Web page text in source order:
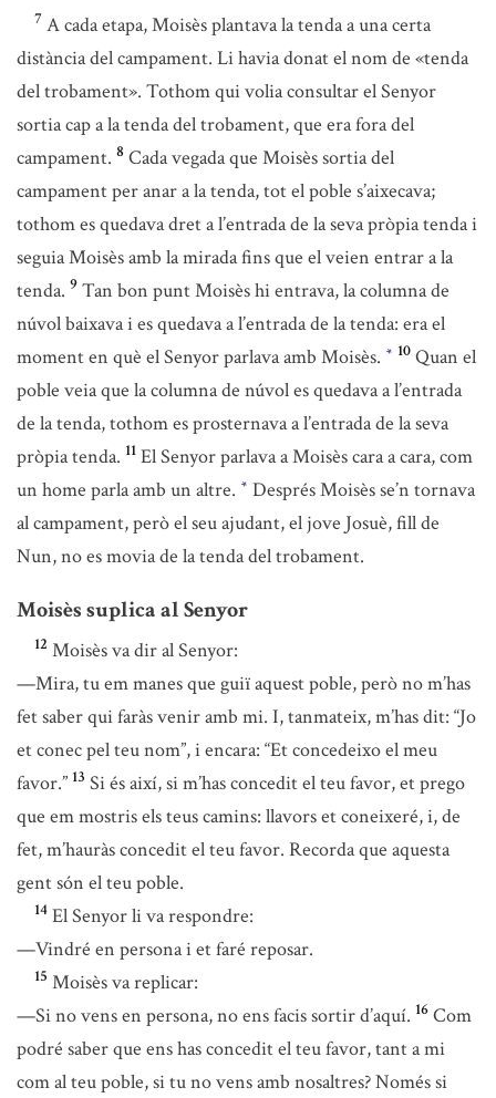
7 A cada etapa, Moisès plantava la tenda a una certa
distància del campament. Li havia donat el nom de «tenda
del trobament». Tothom qui volia consultar el Senyor
sortia cap a la tenda del trobament, que era fora del
campament. 8 Cada vegada que Moisès sortia del
campament per anar a la tenda, tot el poble s’aixecava;
tothom es quedava dret a l’entrada de la seva pròpia tenda i
seguia Moisès amb la mirada fins que el veien entrar a la
tenda. 9 Tan bon punt Moisès hi entrava, la columna de
núvol baixava i es quedava a l’entrada de la tenda: era el
moment en què el Senyor parlava amb Moisès. * 10 Quan el
poble veia que la columna de núvol es quedava a l’entrada
de la tenda, tothom es prosternava a l’entrada de la seva
pròpia tenda. 11 El Senyor parlava a Moisès cara a cara, com
un home parla amb un altre. * Després Moisès se’n tornava
al campament, però el seu ajudant, el jove Josuè, fill de
Nun, no es movia de la tenda del trobament.
Moisès suplica al Senyor
12 Moisès va dir al Senyor:
—Mira, tu em manes que guiï aquest poble, però no m’has
fet saber qui faràs venir amb mi. I, tanmateix, m’has dit: “Jo
et conec pel teu nom”, i encara: “Et concedeixo el meu
favor.” 13 Si és així, si m’has concedit el teu favor, et prego
que em mostris els teus camins: llavors et coneixeré, i, de
fet, m’hauràs concedit el teu favor. Recorda que aquesta
gent són el teu poble.
14 El Senyor li va respondre:
—Vindré en persona i et faré reposar.
15 Moisès va replicar:
—Si no vens en persona, no ens facis sortir d’aquí. 16 Com
podré saber que ens has concedit el teu favor, tant a mi
com al teu poble, si tu no vens amb nosaltres? Només si